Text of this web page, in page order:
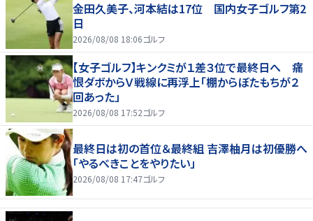
金田久美子、河本結は17位 国内女子ゴルフ第2
日
2026/08/08 18:06ゴルフ
【女子ゴルフ】キンクミが１差３位で最終日へ 痛
恨ダボからＶ戦線に再浮上「棚からぼたもちが２
回あった」
2026/08/08 17:52ゴルフ
最終日は初の首位＆最終組 吉澤柚月は初優勝へ
「やるべきことをやりたい」
2026/08/08 17:47ゴルフ